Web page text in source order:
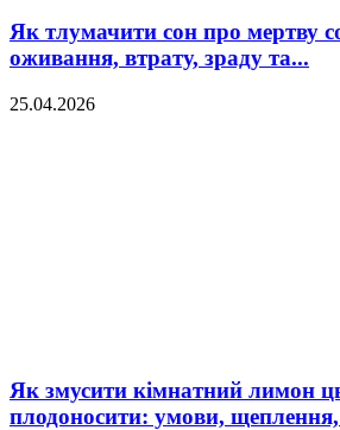
Як тлумачити сон про мертву
оживання, втрату, зраду та...
25.04.2026
Як змусити кімнатний лимон
плодоносити: умови, щеплення,